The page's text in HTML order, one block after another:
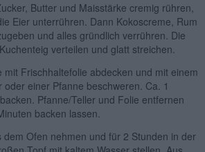
Butter und Maisstärke cremig rühren,
Eier unterrühren. Dann Kokoscreme, Rum
und alles gründlich verrühren. Die
verteilen und glatt streichen.
mit Frischhaltefolie abdecken und mit einem
oder einer Pfanne beschweren. Ca. 1
Pfanne/Teller und Folie entfernen
backen lassen.
dem Ofen nehmen und für 2 Stunden in der